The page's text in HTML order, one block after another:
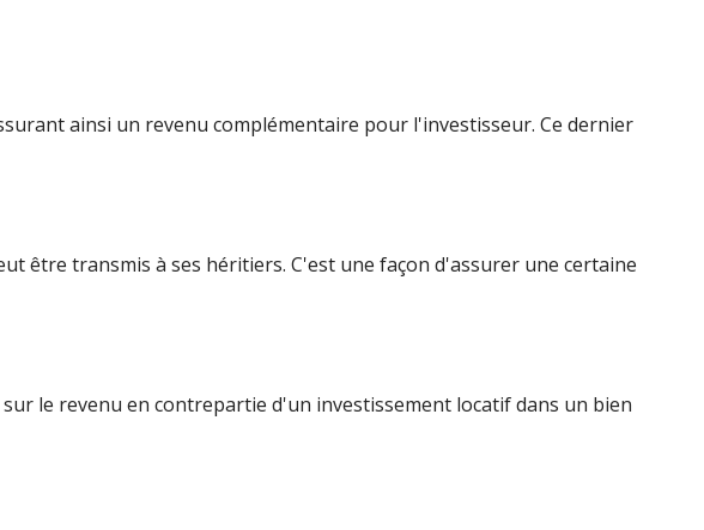
ainsi un revenu complémentaire pour l'investisseur. Ce dernier
être transmis à ses héritiers. C'est une façon d'assurer une certaine
le revenu en contrepartie d'un investissement locatif dans un bien